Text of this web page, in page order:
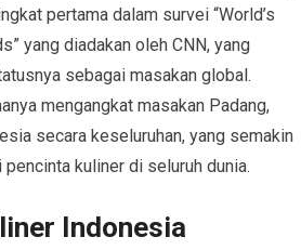
pertama dalam survei “World’s
yang diadakan oleh CNN, yang
sebagai masakan global.
mengangkat masakan Padang,
secara keseluruhan, yang semakin
kuliner di seluruh dunia.
Indonesia